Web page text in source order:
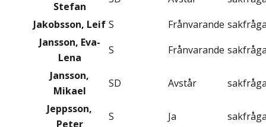
Stefan
Jakobsson, Leif S Frånvarande
Jansson, Eva-
Lena
S Frånvarande
Jansson,
Mikael
SD Avstår
Jeppsson,
Peter
S Ja